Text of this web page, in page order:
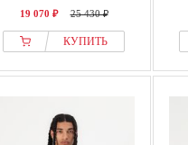
19 070 ₽ 25 430 ₽
КУПИТЬ